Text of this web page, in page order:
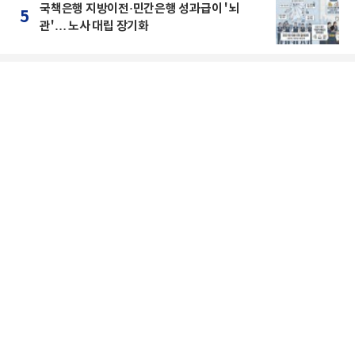
5
국책은행 지방이전·민간은행 성과급이 '뇌
관'… 노사 대립 장기화